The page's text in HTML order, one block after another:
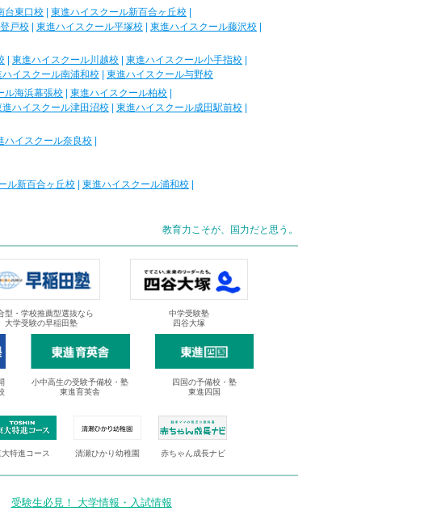
台東口校 東進ハイスクール新百合ヶ丘校
戸校 東進ハイスクール平塚校 東進ハイスクール藤沢校
東進ハイスクール川越校 東進ハイスクール小手指校
ハイスクール南浦和校
東進ハイスクール与野校
ル海浜幕張校 東進ハイスクール柏校
進ハイスクール津田沼校 東進ハイスクール成田駅前校
ハイスクール奈良校
ル新百合ヶ丘校 東進ハイスクール浦和校
教育力こそが、国力だと思う。
型・学校推薦型選抜なら
大学受験の早稲田塾
中学受験塾
四谷大塚
小中高生の受験予備校・塾
東進育英舎
四国の予備校・塾
東進四国
大特進コース 清瀬ひかり幼稚園 赤ちゃん成長ナビ
受験生必見！ 大学情報・入試情報